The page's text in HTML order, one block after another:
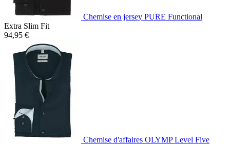
Chemise en jersey PURE Functional
Extra Slim Fit
94,95 €
Chemise d'affaires OLYMP Level Five